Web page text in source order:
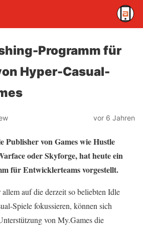
Programm für
Hyper-Casual-
vor 6 Jahren
Publisher von Games wie Hustle
oder Skyforge, hat heute ein
für Entwicklerteams vorgestellt.
auf die derzeit so beliebten Idle
Spiele fokussieren, können sich
von My.Games die